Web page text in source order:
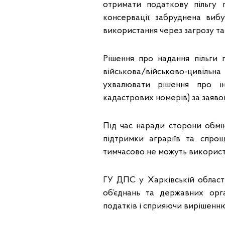
отримати податкову
консервації, забруднена
використання через загрозу
Рішення про надання пільги
військова/військово-
ухвалювати рішення про
кадастрових номерів) за
Під час наради сторони
підтримки аграріїв та
тимчасово не можуть
ГУ ДПС у Харківській
об’єднань та державних
податків і сприяючи